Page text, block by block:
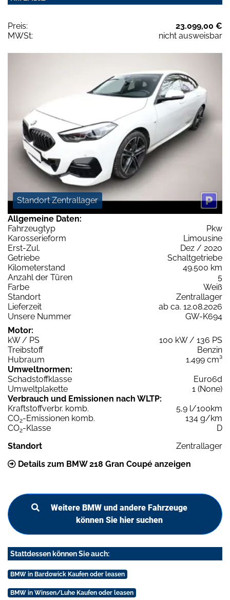
Preis:
23.099,00 €
MWSt:
nicht ausweisbar
Standort Zentrallager
Allgemeine Daten:
Fahrzeugtyp
Pkw
Karosserieform
Limousine
Erst-Zul.
Dez / 2020
Getriebe
Schaltgetriebe
Kilometerstand
49.500 km
Anzahl der Türen
5
Farbe
Weiß
Standort
Zentrallager
Lieferzeit
ab ca. 12.08.2026
Unsere Nummer
GW-K694
Motor:
kW / PS
100 kW / 136 PS
Treibstoff
Benzin
Hubraum
1.499 cm³
Umweltnormen:
Schadstoffklasse
Euro6d
Umweltplakette
1 (None)
Verbrauch und Emissionen nach WLTP:
Kraftstoffverbr. komb.
5,9 l/100km
CO2-Emissionen komb.
134 g/km
CO2-Klasse
D
Standort
Zentrallager
Details zum BMW 218 Gran Coupé anzeigen
Weitere BMW und andere Fahrzeuge
können Sie hier suchen
Stattdessen können Sie auch:
BMW in Bardowick Kaufen oder leasen
BMW in Winsen/Luhe Kaufen oder leasen